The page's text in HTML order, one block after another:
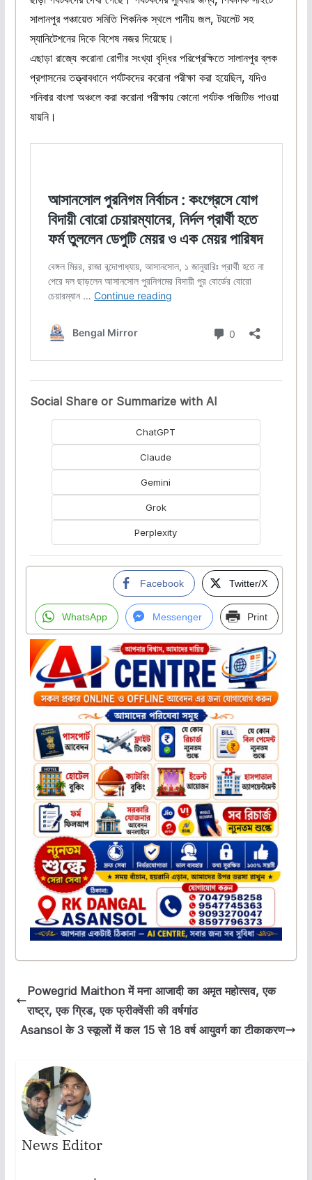
সালানপুর পঞ্চায়েত সমিতি পিকনিক স্থলে পানীয় জল, টয়লেট সহ
স্যানিটেশনের দিকে বিশেষ নজর দিয়েছে।
এছাড়া রাজ্যে করোনা রোগীর সংখ্যা বৃদ্ধির পরিপ্রেক্ষিতে সালানপুর ব্লক
প্রশাসনের তত্ত্বাবধানে পর্যটকদের করোনা পরীক্ষা করা হয়েছিল, যদিও
শনিবার বাংলা অঞ্চলে করা করোনা পরীক্ষায় কোনো পর্যটক পজিটিভ পাওয়া
যায়নি।
Social Share or Summarize with AI
ChatGPT
Claude
Gemini
Grok
Perplexity
Facebook Twitter/X
WhatsApp Messenger Print
Powegrid Maithon में मना आजादी का अमृत महोत्सव, एक
राष्ट्र, एक ग्रिड, एक फ्रीक्वेंसी की वर्षगांठ
Asansol के 3 स्कूलों में कल 15 से 18 वर्ष आयुवर्ग का टीकाकरण
News Editor